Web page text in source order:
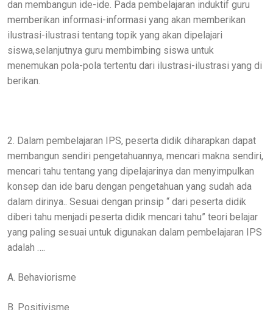
dan membangun ide-ide. Pada pembelajaran induktif guru
memberikan informasi-informasi yang akan memberikan
ilustrasi-ilustrasi tentang topik yang akan dipelajari
siswa,selanjutnya guru membimbing siswa untuk
menemukan pola-pola tertentu dari ilustrasi-ilustrasi yang di
berikan.
2. Dalam pembelajaran IPS, peserta didik diharapkan dapat
membangun sendiri pengetahuannya, mencari makna sendiri,
mencari tahu tentang yang dipelajarinya dan menyimpulkan
konsep dan ide baru dengan pengetahuan yang sudah ada
dalam dirinya.. Sesuai dengan prinsip “ dari peserta didik
diberi tahu menjadi peserta didik mencari tahu” teori belajar
yang paling sesuai untuk digunakan dalam pembelajaran IPS
adalah ….
A. Behaviorisme
B. Positivisme